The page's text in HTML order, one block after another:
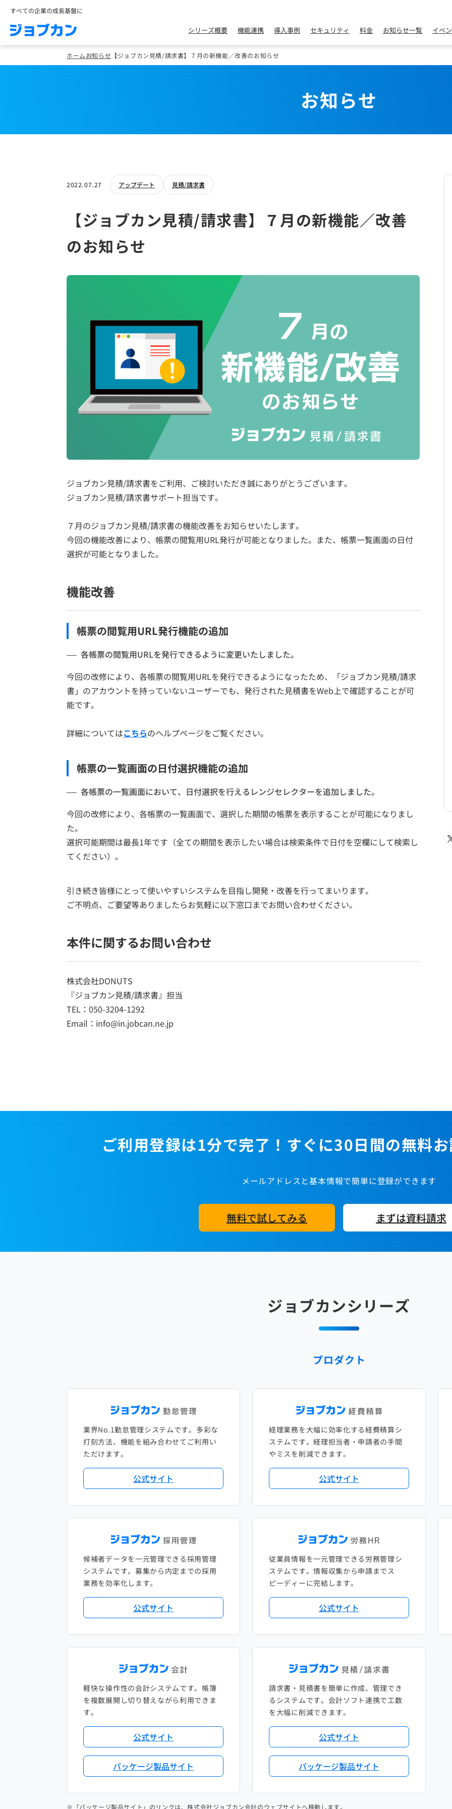
すべての企業の成長基盤に
シリーズ概要 機能連携 導入事例 セキュリティ 料金 お知らせ一覧 イベ
ホームお知らせ 【ジョブカン見積/請求書】７月の新機能／改善のお知らせ
お知らせ
2022.07.27 アップデート 見積/請求書
【ジョブカン見積/請求書】７月の新機能／改善
のお知らせ
ジョブカン見積/請求書をご利用、ご検討いただき誠にありがとうございます。
ジョブカン見積/請求書サポート担当です。
７月のジョブカン見積/請求書の機能改善をお知らせいたします。
今回の機能改善により、帳票の閲覧用URL発行が可能となりました。また、帳票一覧画面の日付
選択が可能となりました。
機能改善
帳票の閲覧用URL発行機能の追加
各帳票の閲覧用URLを発行できるように変更いたしました。
今回の改修により、各帳票の閲覧用URLを発行できるようになったため、「ジョブカン見積/請求
書」のアカウントを持っていないユーザーでも、発行された見積書をWeb上で確認することが可
能です。
詳細についてはこちらのヘルプページをご覧ください。
帳票の一覧画面の日付選択機能の追加
各帳票の一覧画面において、日付選択を行えるレンジセレクターを追加しました。
今回の改修により、各帳票の一覧画面で、選択した期間の帳票を表示することが可能になりまし
た。
選択可能期間は最長1年です（全ての期間を表示したい場合は検索条件で日付を空欄にして検索し
てください）。
引き続き皆様にとって使いやすいシステムを目指し開発・改善を行ってまいります。
ご不明点、ご要望等ありましたらお気軽に以下窓口までお問い合わせください。
本件に関するお問い合わせ
株式会社DONUTS
『ジョブカン見積/請求書』担当
TEL：050-3204-1292
Email：info@in.jobcan.ne.jp
ご利用登録は1分で完了！すぐに30日間の無料お
メールアドレスと基本情報で簡単に登録ができます
無料で試してみる まずは資料請求
ジョブカンシリーズ
プロダクト
業界No.1勤怠管理システムです。多彩な
打刻方法、機能を組み合わせてご利用い
ただけます。
公式サイト
経理業務を大幅に効率化する経費精算シ
ステムです。経理担当者・申請者の手間
やミスを削減できます。
公式サイト
候補者データを一元管理できる採用管理
システムです。募集から内定までの採用
業務を効率化します。
公式サイト
従業員情報を一元管理できる労務管理シ
ステムです。情報収集から申請までス
ピーディーに完結します。
公式サイト
軽快な操作性の会計システムです。帳簿
を複数展開し切り替えながら利用できま
す。
公式サイト
パッケージ製品サイト
請求書・見積書を簡単に作成、管理でき
るシステムです。会計ソフト連携で工数
を大幅に削減できます。
公式サイト
パッケージ製品サイト
※「パッケージ製品サイト」のリンクは、株式会社ジョブカン会計のウェブサイトへ移動します。